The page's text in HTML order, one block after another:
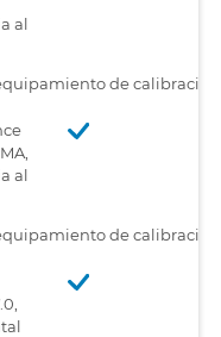
al
de calibración
al
de calibración